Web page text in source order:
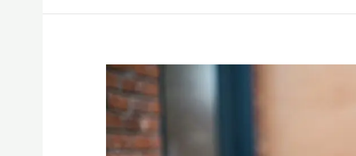
Die
Gesundheit
im